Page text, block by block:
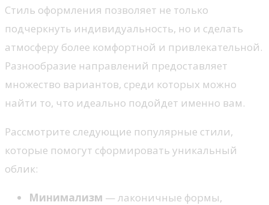
Стиль оформления позволяет не только
подчеркнуть индивидуальность, но и сделать
атмосферу более комфортной и привлекательной.
Разнообразие направлений предоставляет
множество вариантов, среди которых можно
найти то, что идеально подойдет именно вам.
Рассмотрите следующие популярные стили,
которые помогут сформировать уникальный
облик:
Минимализм — лаконичные формы,